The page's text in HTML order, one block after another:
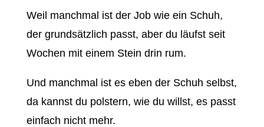
Weil manchmal ist der Job wie ein Schuh,
der grundsätzlich passt, aber du läufst seit
Wochen mit einem Stein drin rum.
Und manchmal ist es eben der Schuh selbst,
da kannst du polstern, wie du willst, es passt
einfach nicht mehr.